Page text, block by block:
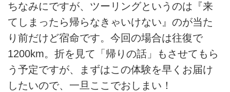
ちなみにですが、ツーリングというのは『来
てしまったら帰らなきゃいけない』のが当た
り前だけど宿命です。今回の場合は往復で
1200km。折を見て「帰りの話」もさせてもら
う予定ですが、まずはこの体験を早くお届け
したいので、一旦ここでおしまい！